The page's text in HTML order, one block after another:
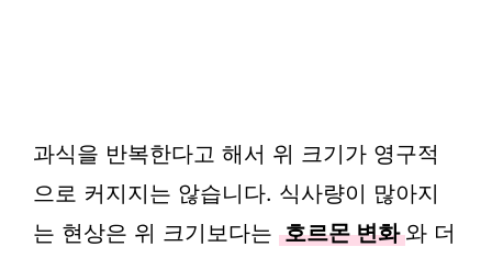
과식을 반복한다고 해서 위 크기가 영구적
으로 커지지는 않습니다. 식사량이 많아지
는 현상은 위 크기보다는 호르몬 변화 와 더